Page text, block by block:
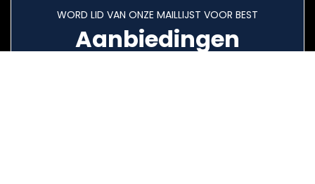
WORD LID VAN ONZE MAILLIJST VOOR BEST
Aanbiedingen